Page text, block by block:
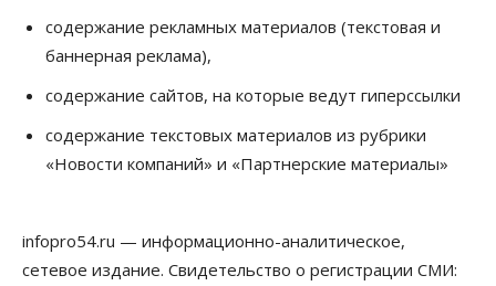
содержание рекламных материалов (текстовая и
баннерная реклама),
содержание сайтов, на которые ведут гиперссылки
содержание текстовых материалов из рубрики
«Новости компаний» и «Партнерские материалы»
infopro54.ru — информационно-аналитическое,
сетевое издание. Свидетельство о регистрации СМИ: